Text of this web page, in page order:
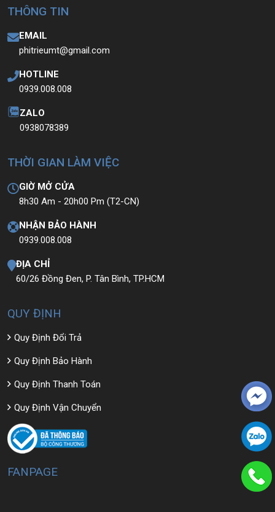
THÔNG TIN
EMAIL
phitrieumt@gmail.com
HOTLINE
0939.008.008
ZALO
0938078389
THỜI GIAN LÀM VIỆC
GIỜ MỞ CỬA
8h30 Am - 20h00 Pm (T2-CN)
NHẬN BẢO HÀNH
0939.008.008
ĐỊA CHỈ
60/26 Đồng Đen, P. Tân Bình, TP.HCM
QUY ĐỊNH
Quy Định Đổi Trả
Quy Định Bảo Hành
Quy Định Thanh Toán
Quy Định Vận Chuyển
FANPAGE